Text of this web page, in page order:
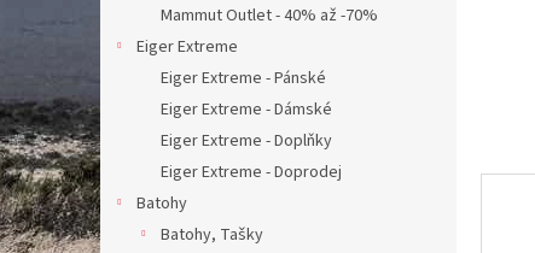
Mammut Outlet - 40% až -70%
Eiger Extreme
Eiger Extreme - Pánské
Eiger Extreme - Dámské
Eiger Extreme - Doplňky
Eiger Extreme - Doprodej
Batohy
Batohy, Tašky